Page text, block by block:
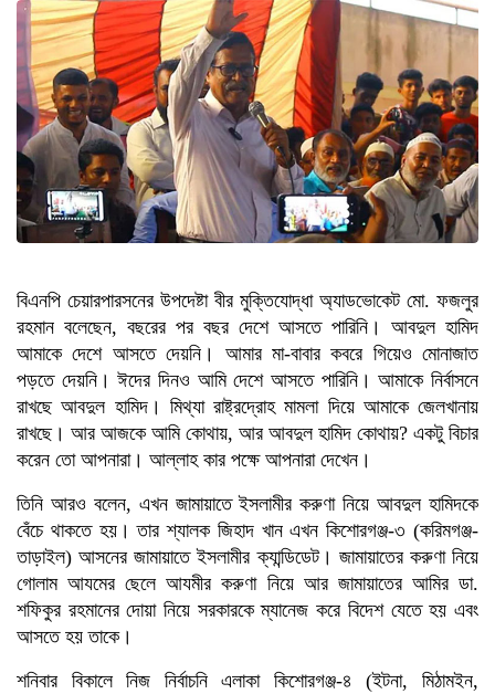
বিএনপি চেয়ারপারসনের উপদেষ্টা বীর মুক্তিযোদ্ধা অ্যাডভোকেট মো. ফজলুর
রহমান বলেছেন, বছরের পর বছর দেশে আসতে পারিনি। আবদুল হামিদ
আমাকে দেশে আসতে দেয়নি। আমার মা-বাবার কবরে গিয়েও মোনাজাত
পড়তে দেয়নি। ঈদের দিনও আমি দেশে আসতে পারিনি। আমাকে নির্বাসনে
রাখছে আবদুল হামিদ। মিথ্যা রাষ্ট্রদ্রোহ মামলা দিয়ে আমাকে জেলখানায়
রাখছে। আর আজকে আমি কোথায়, আর আবদুল হামিদ কোথায়? একটু বিচার
করেন তো আপনারা। আল্লাহ কার পক্ষে আপনারা দেখেন।
তিনি আরও বলেন, এখন জামায়াতে ইসলামীর করুণা নিয়ে আবদুল হামিদকে
বেঁচে থাকতে হয়। তার শ্যালক জিহাদ খান এখন কিশোরগঞ্জ-৩ (করিমগঞ্জ-
তাড়াইল) আসনের জামায়াতে ইসলামীর ক্যান্ডিডেট। জামায়াতের করুণা নিয়ে
গোলাম আযমের ছেলে আযমীর করুণা নিয়ে আর জামায়াতের আমির ডা.
শফিকুর রহমানের দোয়া নিয়ে সরকারকে ম্যানেজ করে বিদেশ যেতে হয় এবং
আসতে হয় তাকে।
শনিবার বিকালে নিজ নির্বাচনি এলাকা কিশোরগঞ্জ-৪ (ইটনা, মিঠামইন,